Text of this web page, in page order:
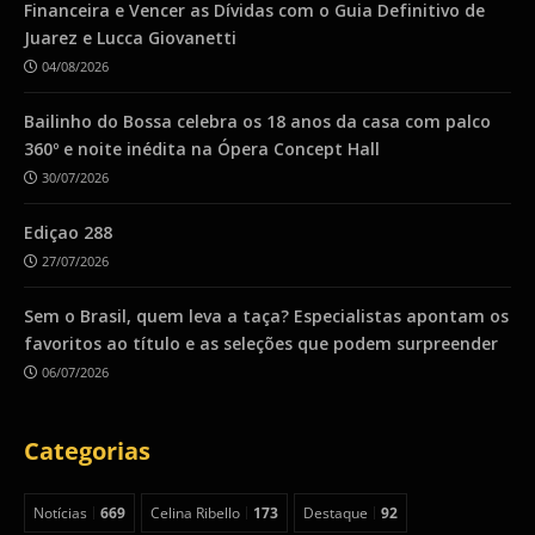
Financeira e Vencer as Dívidas com o Guia Definitivo de
Juarez e Lucca Giovanetti
04/08/2026
Bailinho do Bossa celebra os 18 anos da casa com palco
360º e noite inédita na Ópera Concept Hall
30/07/2026
Ediçao 288
27/07/2026
Sem o Brasil, quem leva a taça? Especialistas apontam os
favoritos ao título e as seleções que podem surpreender
06/07/2026
Categorias
Notícias 669 Celina Ribello 173 Destaque 92